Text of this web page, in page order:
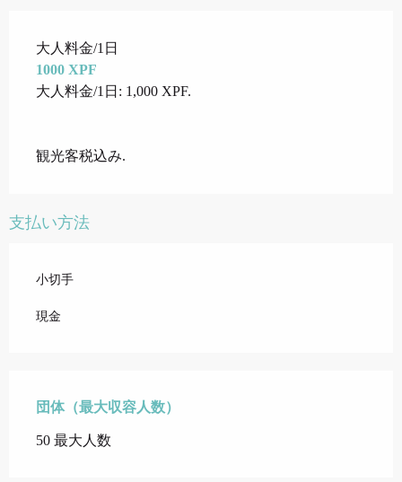
料金 2026
大人料金/1日
1000 XPF
大人料金/1日: 1,000 XPF.
観光客税込み.
支払い方法
小切手
現金
団体（最大収容人数）
団体（最大収容人数）
50 最大人数